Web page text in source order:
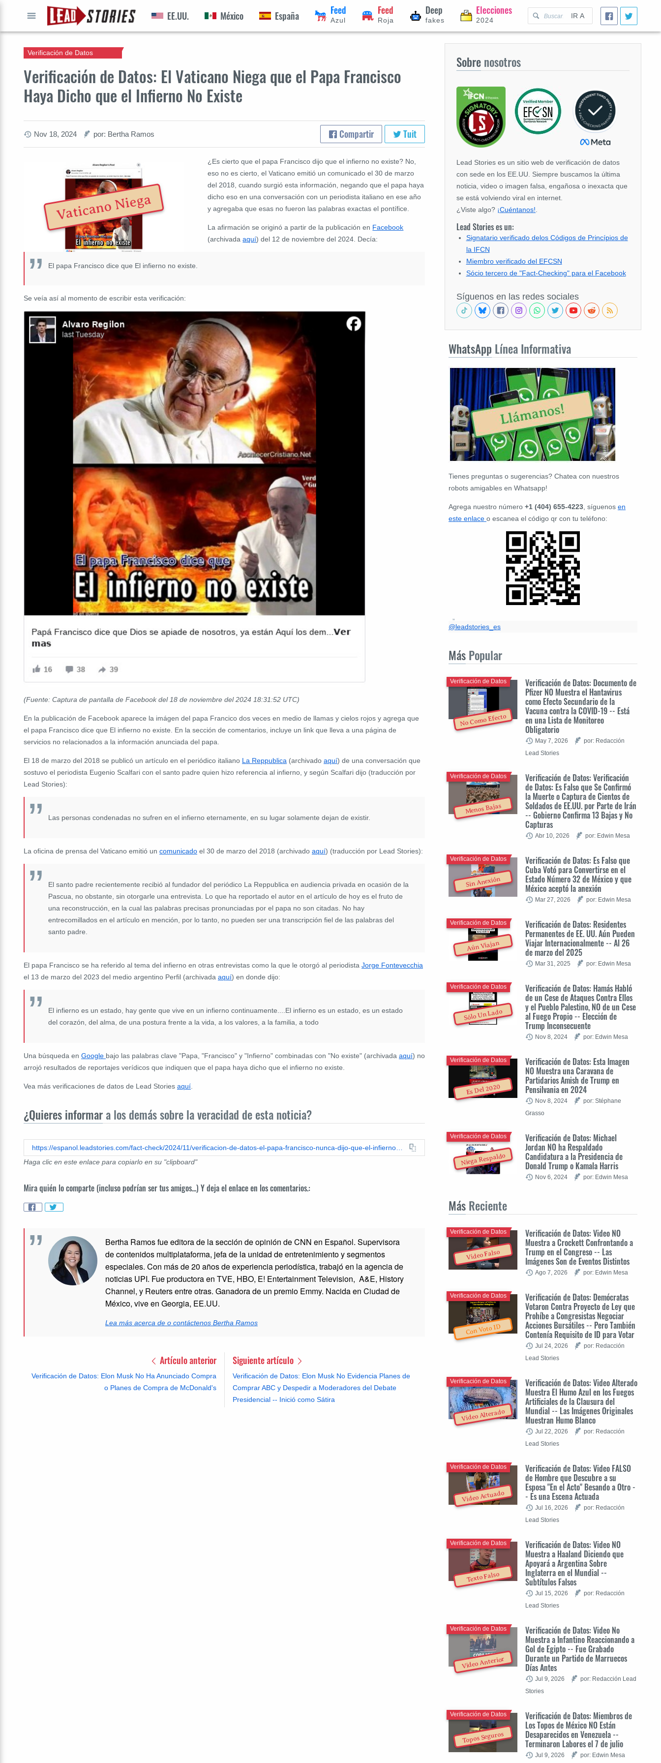
IR A
EE.UU. México España Feed
Azul
Feed
Roja
Deep
fakes
Elecciones
2024
Verificación de Datos: El Vaticano Niega que el Papa Francisco
Haya Dicho que el Infierno No Existe
Verificación de Datos
Nov 18, 2024 por: Bertha Ramos Compartir Tuit
Vaticano Niega
¿Es cierto que el papa Francisco dijo que el infierno no existe? No,
eso no es cierto, el Vaticano emitió un comunicado el 30 de marzo
del 2018, cuando surgió esta información, negando que el papa haya
dicho eso en una conversación con un periodista italiano en ese año
y agregaba que esas no fueron las palabras exactas el pontífice.
La afirmación se originó a partir de la publicación en Facebook
(archivadaaquí) del 12 de noviembre del 2024. Decía:
El papa Francisco dice que El infierno no existe.
Se veía así al momento de escribir esta verificación:
(Fuente: Captura de pantalla de Facebook del 18 de noviembre del 2024 18:31:52 UTC)
En la publicación de Facebook aparece la imágen del papa Francico dos veces en medio de llamas y cielos rojos y agrega que
el papa Francisco dice que El infierno no existe. En la sección de comentarios, incluye un link que lleva a una página de
servicios no relacionados a la información anunciada del papa.
El 18 de marzo del 2018 se publicó un artículo en el periódico italiano La Reppublica (archivado aquí) de una conversación que
sostuvo el periodista Eugenio Scalfari con el santo padre quien hizo referencia al infierno, y según Scalfari dijo (traducción por
Lead Stories):
Las personas condenadas no sufren en el infierno eternamente, en su lugar solamente dejan de existir.
La oficina de prensa del Vaticano emitió un comunicado el 30 de marzo del 2018 (archivado aquí) (traducción por Lead Stories):
El santo padre recientemente recibió al fundador del periódico La Reppublica en audiencia privada en ocasión de la
Pascua, no obstante, sin otorgarle una entrevista. Lo que ha reportado el autor en el artículo de hoy es el fruto de
una reconstrucción, en la cual las palabras precisas pronunciadas por el papa no son citadas. No hay
entrecomillados en el artículo en mención, por lo tanto, no pueden ser una transcripción fiel de las palabras del
santo padre.
El papa Francisco se ha referido al tema del infierno en otras entrevistas como la que le otorgó al periodista Jorge Fontevecchia
el 13 de marzo del 2023 del medio argentino Perfil (archivada aquí) en donde dijo:
El infierno es un estado, hay gente que vive en un infierno continuamente....El infierno es un estado, es un estado
del corazón, del alma, de una postura frente a la vida, a los valores, a la familia, a todo
Una búsqueda en Google bajo las palabras clave "Papa, "Francisco" y "Infierno" combinadas con "No existe" (archivada aquí) no
arrojó resultados de reportajes verídicos que indiquen que el papa haya dicho que el infierno no existe.
Vea más verificaciones de datos de Lead Stories aquí
¿Quieres informar a los demás sobre la veracidad de esta noticia?
Haga clic en este enlace para copiarlo en su "clipboard"
Mira quién lo comparte (incluso podrían ser tus amigos...) Y deja el enlace en los comentarios.:
Bertha Ramos fue editora de la sección de opinión de CNN en Español. Supervisora
de contenidos multiplataforma, jefa de la unidad de entretenimiento y segmentos
especiales. Con más de 20 años de experiencia periodística, trabajó en la agencia de
noticias UPI. Fue productora en TVE, HBO, E! Entertainment Television, A&E, History
Channel, y Reuters entre otras. Ganadora de un premio Emmy. Nacida en Ciudad de
México, vive en Georgia, EE.UU.
Lea más acerca de o contáctenos Bertha Ramos
Artículo anterior
Verificación de Datos: Elon Musk No Ha Anunciado Compra
o Planes de Compra de McDonald's
Siguiente artículo
Verificación de Datos: Elon Musk No Evidencia Planes de
Comprar ABC y Despedir a Moderadores del Debate
Presidencial -- Inició como Sátira
Sobre nosotros
Lead Stories es un sitio web de verificación de datos
con sede en los EE.UU. Siempre buscamos la última
noticia, video o imagen falsa, engañosa o inexacta que
se está volviendo viral en internet.
¿Viste algo? ¡Cuéntanos!
Lead Stories es un:
Signatario verificado delos Códigos de Princípios de
la IFCN
Miembro verificado del EFCSN
Sócio tercero de "Fact-Checking" para el Facebook
Síguenos en las redes sociales
WhatsApp Línea Informativa
Tienes preguntas o sugerencias? Chatea con nuestros
robots amigables en Whatsapp!
Agrega nuestro número +1 (404) 655-4223 , síguenos en
este enlace o escanea el código qr con tu teléfono:
@leadstories_es
Más Popular
No Como Efecto
Verificación de Datos: Documento de
Pfizer NO Muestra el Hantavirus
como Efecto Secundario de la
Vacuna contra la COVID-19 -- Está
en una Lista de Monitoreo
Obligatorio
Verificación de Datos
May 7, 2026
por: Redacción
Lead Stories
Menos Bajas
Verificación de Datos: Verificación
de Datos: Es Falso que Se Confirmó
la Muerte o Captura de Cientos de
Soldados de EE.UU. por Parte de Irán
-- Gobierno Confirma 13 Bajas y No
Capturas
Verificación de Datos
Abr 10, 2026 por: Edwin Mesa
Sin Anexión
Verificación de Datos: Es Falso que
Cuba Votó para Convertirse en el
Estado Número 32 de México y que
México aceptó la anexión
Verificación de Datos
Mar 27, 2026 por: Edwin Mesa
Aún Viajan
Verificación de Datos: Residentes
Permanentes de EE. UU. Aún Pueden
Viajar Internacionalmente -- Al 26
de marzo del 2025
Verificación de Datos
Mar 31, 2025 por: Edwin Mesa
Sólo Un Lado
Verificación de Datos: Hamás Habló
de un Cese de Ataques Contra Ellos
y el Pueblo Palestino, NO de un Cese
al Fuego Propio -- Elección de
Trump Inconsecuente
Verificación de Datos
Nov 8, 2024 por: Edwin Mesa
Es Del 2020
Verificación de Datos: Esta Imagen
NO Muestra una Caravana de
Partidarios Amish de Trump en
Pensilvania en 2024
Verificación de Datos
Nov 8, 2024
por: Stéphane
Grasso
Niega Respaldo
Verificación de Datos: Michael
Jordan NO ha Respaldado
Candidatura a la Presidencia de
Donald Trump o Kamala Harris
Verificación de Datos
Nov 6, 2024 por: Edwin Mesa
Más Reciente
Video Falso
Verificación de Datos: Video NO
Muestra a Crockett Confrontando a
Trump en el Congreso -- Las
Imágenes Son de Eventos Distintos
Verificación de Datos
Ago 7, 2026 por: Edwin Mesa
Con Voto ID
Verificación de Datos: Demócratas
Votaron Contra Proyecto de Ley que
Prohíbe a Congresistas Negociar
Acciones Bursátiles -- Pero También
Contenía Requisito de ID para Votar
Verificación de Datos
Jul 24, 2026
por: Redacción
Lead Stories
Video Alterado
Verificación de Datos: Video Alterado
Muestra El Humo Azul en los Fuegos
Artificiales de la Clausura del
Mundial -- Las Imágenes Originales
Muestran Humo Blanco
Verificación de Datos
Jul 22, 2026
por: Redacción
Lead Stories
Video Actuado
Verificación de Datos: Video FALSO
de Hombre que Descubre a su
Esposa "En el Acto" Besando a Otro -
- Es una Escena Actuada
Verificación de Datos
Jul 16, 2026
por: Redacción
Lead Stories
Texto Falso
Verificación de Datos: Video NO
Muestra a Haaland Diciendo que
Apoyará a Argentina Sobre
Inglaterra en el Mundial --
Subtítulos Falsos
Verificación de Datos
Jul 15, 2026
por: Redacción
Lead Stories
Video Anterior
Verificación de Datos: Video No
Muestra a Infantino Reaccionando a
Gol de Egipto -- Fue Grabado
Durante un Partido de Marruecos
Días Antes
Verificación de Datos
Jul 9, 2026
por: Redacción Lead
Stories
Topos Seguros
Verificación de Datos: Miembros de
Los Topos de México NO Están
Desaparecidos en Venezuela --
Terminaron Labores el 7 de julio
Verificación de Datos
Jul 9, 2026 por: Edwin Mesa